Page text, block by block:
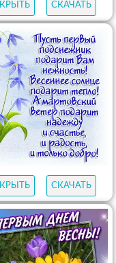
СКАЧАТЬ
СКАЧАТЬ